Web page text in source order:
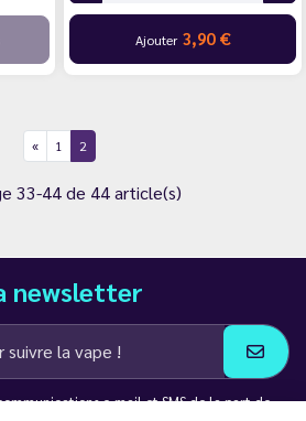
Ajouter 3,90 €
1 2
33-44 de 44 article(s)
newsletter
e-mail et SMS de la part de